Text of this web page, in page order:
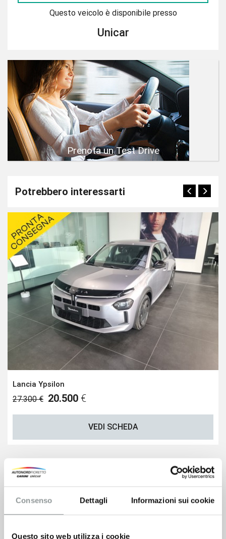
Consenso Dettagli Informazioni sui cookie
Questo sito web utilizza i cookie
Questo veicolo è disponibile presso
Unicar
Prenota un Test Drive
Potrebbero interessarti
Lancia Ypsilon
27.300 € 20.500 €
VEDI SCHEDA